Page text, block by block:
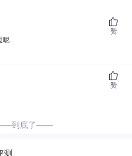
呢
赞
赞
到底了——
测